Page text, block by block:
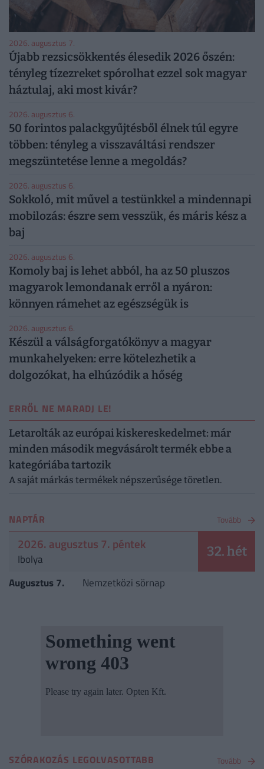
2026. augusztus 7.
Újabb rezsicsökkentés élesedik 2026 őszén:
tényleg tízezreket spórolhat ezzel sok magyar
háztulaj, aki most kivár?
2026. augusztus 6.
50 forintos palackgyűjtésből élnek túl egyre
többen: tényleg a visszaváltási rendszer
megszüntetése lenne a megoldás?
2026. augusztus 6.
Sokkoló, mit művel a testünkkel a mindennapi
mobilozás: észre sem vesszük, és máris kész a
baj
2026. augusztus 6.
Komoly baj is lehet abból, ha az 50 pluszos
magyarok lemondanak erről a nyáron:
könnyen rámehet az egészségük is
2026. augusztus 6.
Készül a válságforgatókönyv a magyar
munkahelyeken: erre kötelezhetik a
dolgozókat, ha elhúzódik a hőség
ERRŐL NE MARADJ LE!
Letarolták az európai kiskereskedelmet: már
minden második megvásárolt termék ebbe a
kategóriába tartozik
A saját márkás termékek népszerűsége töretlen.
NAPTÁR Tovább
2026. augusztus 7. péntek
Ibolya 32. hét
Augusztus 7. Nemzetközi sörnap
SZÓRAKOZÁS LEGOLVASOTTABB Tovább